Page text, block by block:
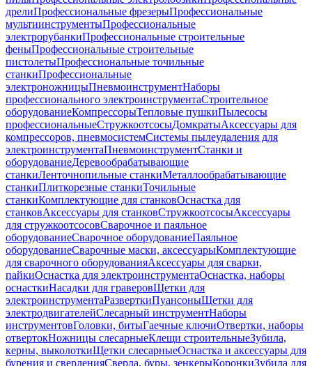
дрелиПрофессиональные фрезерыПрофессиональные
мультиинструментыПрофессиональные
электрорубанкиПрофессиональные строительные
феныПрофессиональные строительные
пистолетыПрофессиональные точильные
станкиПрофессиональные
электроножницыПневмоинструментНаборы
профессионального электроинструментаСтроительное
оборудованиеКомпрессорыТепловые пушкиПылесосы
профессиональныеСтружкоотсосыДомкратыАксессуары для
компрессоров, пневмосистемСистемы пылеудаления для
электроинструментаПневмоинструментСтанки и
оборудованиеДеревообрабатывающие
станкиЛенточнопильные станкиМеталлообрабатывающие
станкиПлиткорезные станкиТочильные
станкиКомплектующие для станковОснастка для
станковАксессуары для станковСтружкоотсосыАксессуары
для стружкоотсосовСварочное и паяльное
оборудованиеСварочное оборудованиеПаяльное
оборудованиеСварочные маски, аксессуарыКомплектующие
для сварочного оборудованияАксессуары для сварки,
пайкиОснастка для электроинструментаОснастка, наборы
оснасткиНасадки для граверовЩетки для
электроинструментаРазверткиПуансоныЩетки для
электродвигателейСлесарный инструментНаборы
инструментовГоловки, битыГаечные ключиОтвертки, наборы
отвертокНожницы слесарныеКлещи строительныеЗубила,
керны, выколоткиЩетки слесарныеОснастка и аксессуары для
бурения и сверленияСверла, буры, зенкерыКоронкиЗубила для